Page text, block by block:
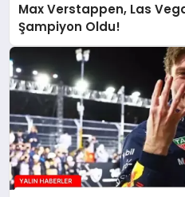
Max Verstappen, Las
Şampiyon Oldu!